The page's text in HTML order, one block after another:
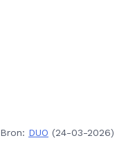
Bron: DUO (24-03-2026)